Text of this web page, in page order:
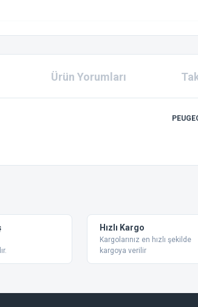
Ürün Yorumları
bozuk veya görüntülenemiyor.
eksik bilgiler bulunuyor.
bulunuyor.
daha pahalı.
Hızlı Kargo
Kargolarınız en hızlı şekilde
kargoya verilir